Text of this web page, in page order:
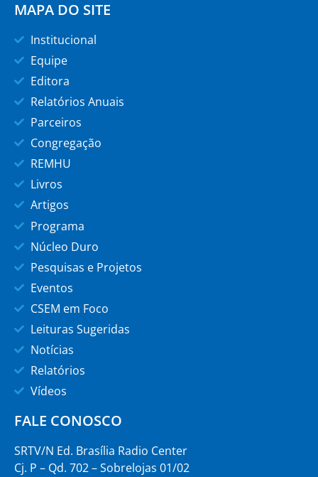
MAPA DO SITE
Institucional
Equipe
Editora
Relatórios Anuais
Parceiros
Congregação
REMHU
Livros
Artigos
Programa
Núcleo Duro
Pesquisas e Projetos
Eventos
CSEM em Foco
Leituras Sugeridas
Notícias
Relatórios
Vídeos
FALE CONOSCO
SRTV/N Ed. Brasília Radio Center
Cj. P – Qd. 702 – Sobrelojas 01/02